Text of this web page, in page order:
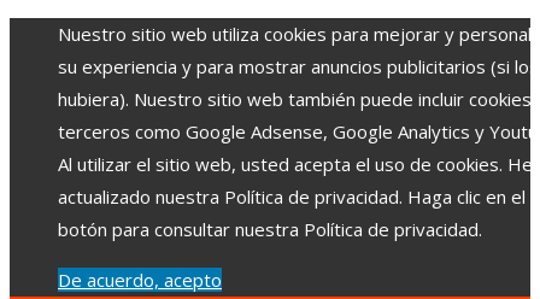
Nuestro sitio web utiliza cookies para mejorar y
su experiencia y para mostrar anuncios publicitarios (si los
hubiera). Nuestro sitio web también puede incluir cookies
terceros como Google Adsense, Google Analytics y
Al utilizar el sitio web, usted acepta el uso de cookies.
actualizado nuestra Política de privacidad. Haga clic en el
botón para consultar nuestra Política de privacidad.
De acuerdo, acepto